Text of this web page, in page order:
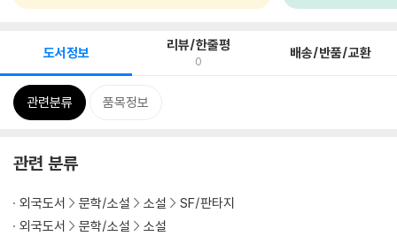
도서정보 리뷰/한줄평
0 배송/반품/교환
관련분류 품목정보
관련 분류
외국도서 문학/소설 소설
SF/판타지
외국도서
문학/소설 소설